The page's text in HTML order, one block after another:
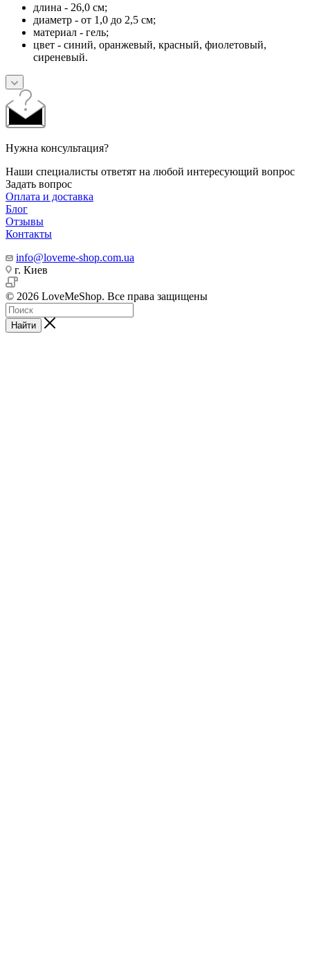
длина - 26,0 см;
диаметр - от 1,0 до 2,5 см;
материал - гель;
цвет - синий, оранжевый, красный, фиолетовый,
сиреневый.
Нужна консультация?
Наши специалисты ответят на любой интересующий вопрос
Задать вопрос
Оплата и доставка
Блог
Отзывы
Контакты
info@loveme-shop.com.ua
г. Киев
© 2026 LoveMeShop. Все права защищены
Найти